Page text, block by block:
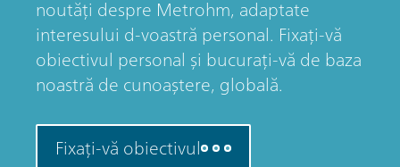
noutăți despre Metrohm, adaptate
interesului d-voastră personal. Fixați-vă
obiectivul personal și bucurați-vă de baza
noastră de cunoaștere, globală.
Fixați-vă obiectivul